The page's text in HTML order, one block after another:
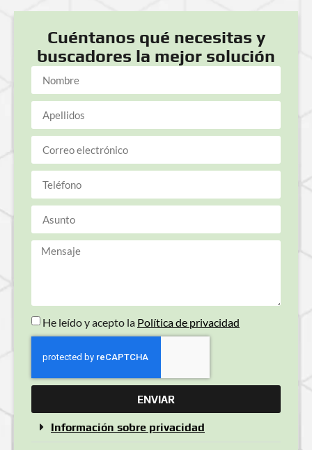
Cuéntanos qué necesitas y
buscadores la mejor solución
He leído y acepto la Política de privacidad
ENVIAR
Información sobre privacidad